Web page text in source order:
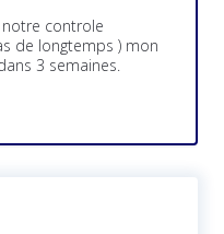
controle
de longtemps ) mon
3 semaines.